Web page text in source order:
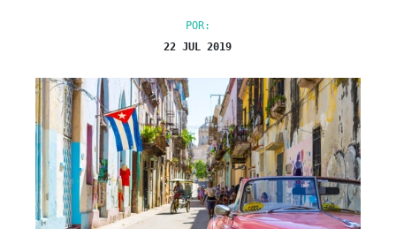
POR:
22 JUL 2019